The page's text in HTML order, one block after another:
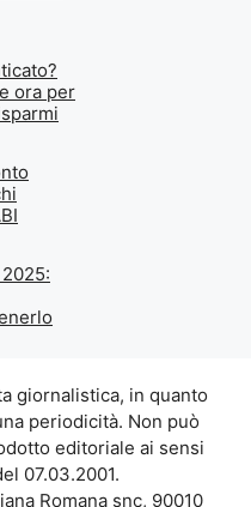
ora per
giornalistica, in quanto
periodicità. Non può
editoriale ai sensi
07.03.2001.
Romana snc, 90010